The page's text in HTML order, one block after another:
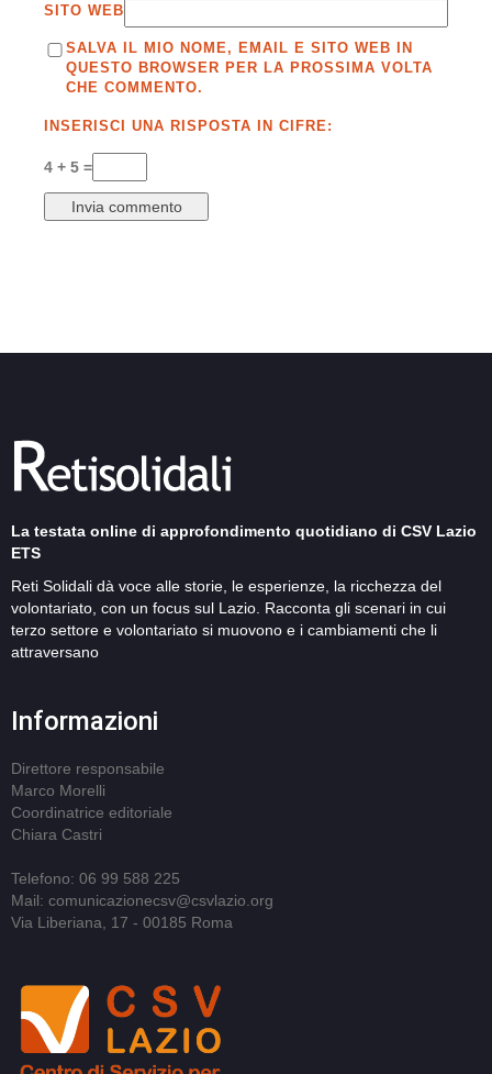
SITO WEB
SALVA IL MIO NOME, EMAIL E SITO WEB IN
QUESTO BROWSER PER LA PROSSIMA VOLTA
CHE COMMENTO.
INSERISCI UNA RISPOSTA IN CIFRE:
4 + 5 =
La testata online di approfondimento quotidiano di CSV Lazio
ETS
Reti Solidali dà voce alle storie, le esperienze, la ricchezza del
volontariato, con un focus sul Lazio. Racconta gli scenari in cui
terzo settore e volontariato si muovono e i cambiamenti che li
attraversano
Informazioni
Direttore responsabile
Marco Morelli
Coordinatrice editoriale
Chiara Castri
Telefono: 06 99 588 225
Mail: comunicazionecsv@csvlazio.org
Via Liberiana, 17 - 00185 Roma